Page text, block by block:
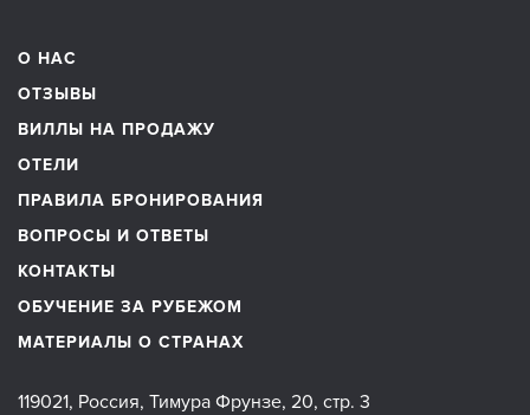
О НАС
ОТЗЫВЫ
ВИЛЛЫ НА ПРОДАЖУ
ОТЕЛИ
ПРАВИЛА БРОНИРОВАНИЯ
ВОПРОСЫ И ОТВЕТЫ
КОНТАКТЫ
ОБУЧЕНИЕ ЗА РУБЕЖОМ
МАТЕРИАЛЫ О СТРАНАХ
119021, Россия, Тимура Фрунзе, 20, стр. 3